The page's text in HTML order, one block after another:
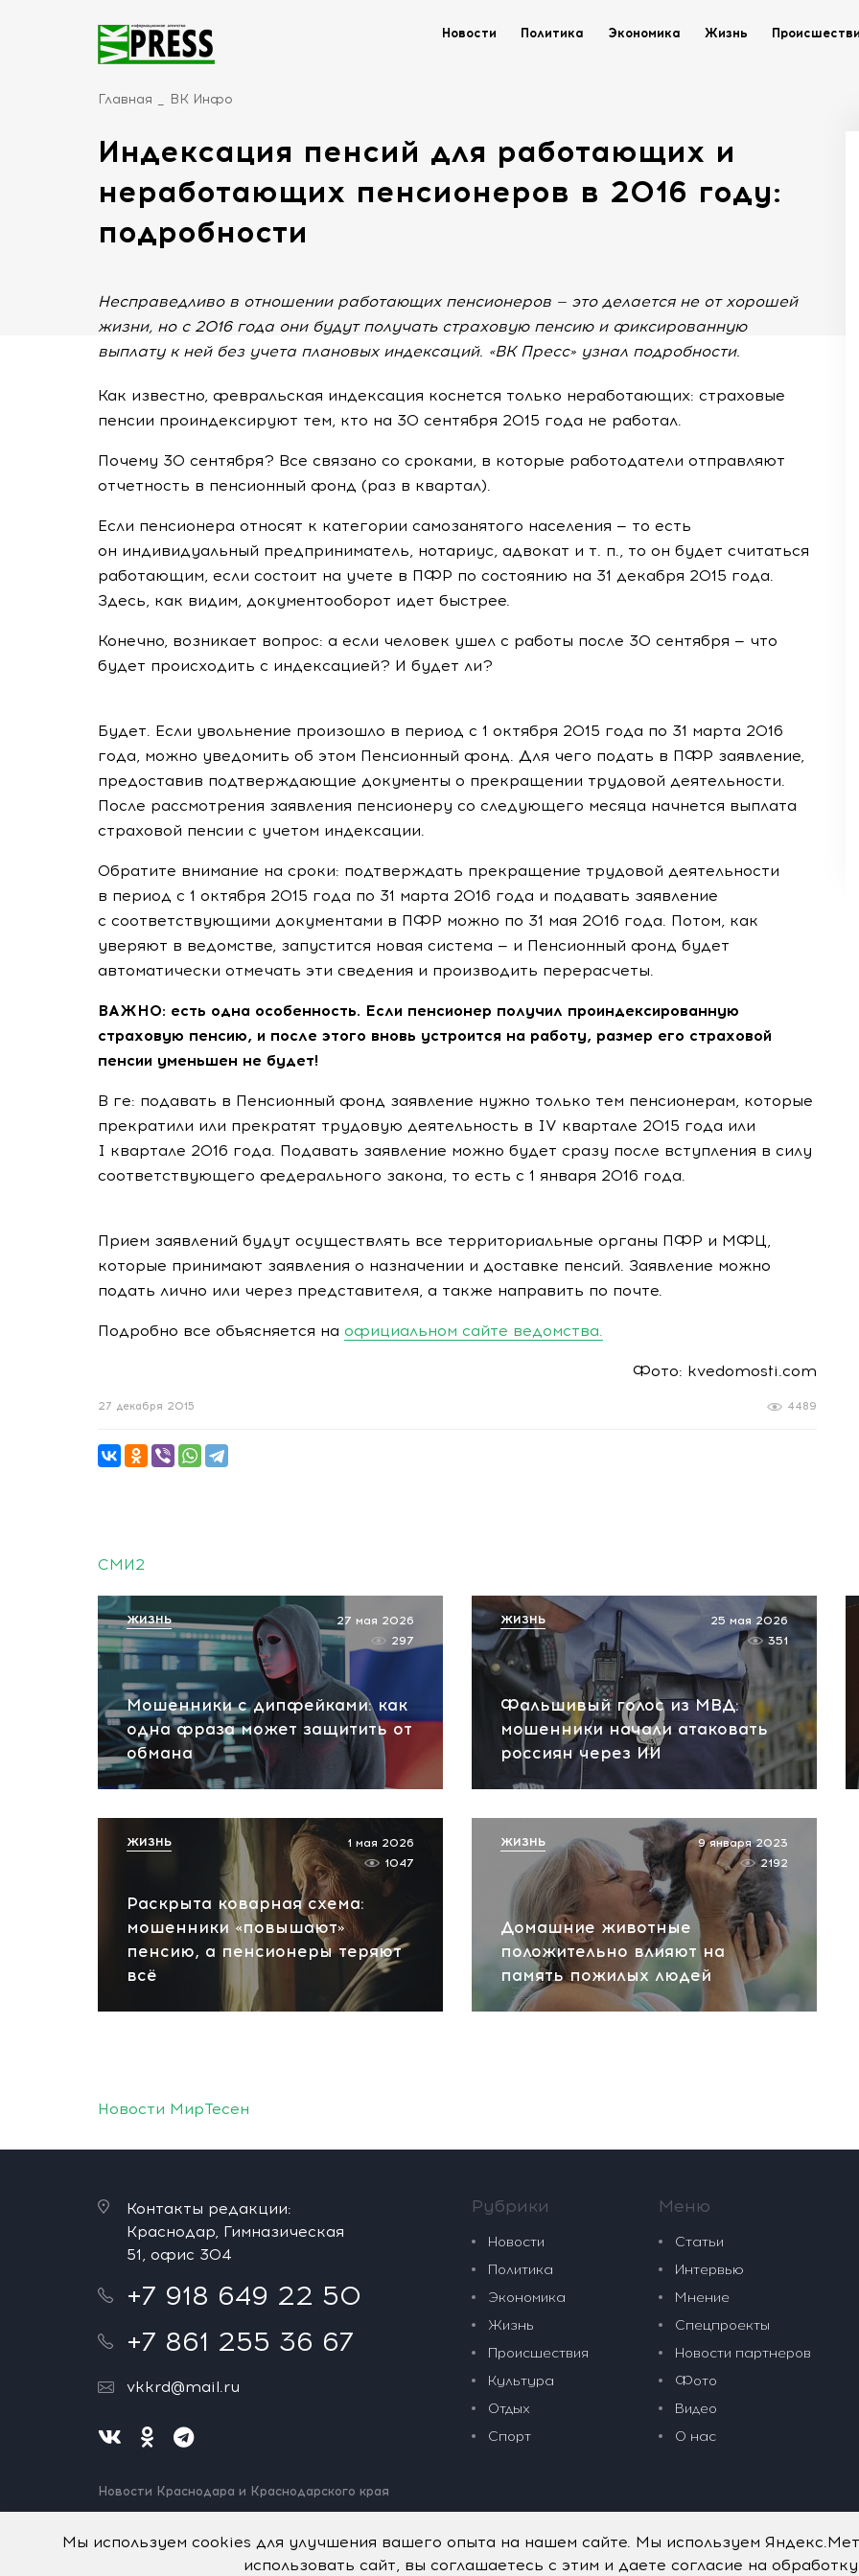
Новости Политика Экономика Жизнь
Главная ВК Инфо
Индексация пенсий для работающих и
неработающих пенсионеров в 2016 году:
подробности
Несправедливо в отношении работающих пенсионеров — это делается не от хорошей
жизни, но с 2016 года они будут получать страховую пенсию и фиксированную
выплату к ней без учета плановых индексаций. «ВК Пресс» узнал подробности.
Как известно, февральская индексация коснется только неработающих: страховые
пенсии проиндексируют тем, кто на 30 сентября 2015 года не работал.
Почему 30 сентября? Все связано со сроками, в которые работодатели отправляют
отчетность в пенсионный фонд (раз в квартал).
Если пенсионера относят к категории самозанятого населения — то есть
он индивидуальный предприниматель, нотариус, адвокат и т. п., то он будет считаться
работающим, если состоит на учете в ПФР по состоянию на 31 декабря 2015 года.
Здесь, как видим, документооборот идет быстрее.
Конечно, возникает вопрос: а если человек ушел с работы после 30 сентября — что
будет происходить с индексацией? И будет ли?
Будет. Если увольнение произошло в период с 1 октября 2015 года по 31 марта 2016
года, можно уведомить об этом Пенсионный фонд. Для чего подать в ПФР заявление,
предоставив подтверждающие документы о прекращении трудовой деятельности.
После рассмотрения заявления пенсионеру со следующего месяца начнется выплата
страховой пенсии с учетом индексации.
Обратите внимание на сроки: подтверждать прекращение трудовой деятельности
в период с 1 октября 2015 года по 31 марта 2016 года и подавать заявление
с соответствующими документами в ПФР можно по 31 мая 2016 года. Потом, как
уверяют в ведомстве, запустится новая система — и Пенсионный фонд будет
автоматически отмечать эти сведения и производить перерасчеты.
ВАЖНО: есть одна особенность. Если пенсионер получил проиндексированную
страховую пенсию, и после этого вновь устроится на работу, размер его страховой
пенсии уменьшен не будет!
В ге: подавать в Пенсионный фонд заявление нужно только тем пенсионерам, которые
прекратили или прекратят трудовую деятельность в IV квартале 2015 года или
I квартале 2016 года. Подавать заявление можно будет сразу после вступления в силу
соответствующего федерального закона, то есть с 1 января 2016 года.
Прием заявлений будут осуществлять все территориальные органы ПФР и МФЦ,
которые принимают заявления о назначении и доставке пенсий. Заявление можно
подать лично или через представителя, а также направить по почте.
Подробно все объясняется на официальном сайте ведомства.
Фото: kvedomosti.com
4489
27 декабря 2015
СМИ2
Мошенники с дипфейками: как
одна фраза может защитить от
обмана
27 мая 2026
297
ЖИЗНЬ
Фальшивый голос из МВД:
мошенники начали атаковать
россиян через ИИ
25 мая 2026
351
ЖИЗНЬ
Раскрыта коварная схема:
мошенники «повышают»
пенсию, а пенсионеры теряют
всё
1 мая 2026
1047
ЖИЗНЬ
Домашние животные
положительно влияют на
память пожилых людей
9 января 2023
2192
ЖИЗНЬ
Новости МирТесен
Контакты редакции:
Краснодар, Гимназическая
51, офис 304
+7 918 649 22 50
+7 861 255 36 67
vkkrd@mail.ru
Новости Краснодара и Краснодарского края
Нашли ошибку? Выделите и нажмите Ctrl+Enter.
Рубрики
Новости
Политика
Экономика
Жизнь
Происшествия
Культура
Отдых
Спорт
Меню
Статьи
Интервью
Мнение
Спецпроекты
Новости партнеров
Фото
Видео
О нас
Мы используем cookies для улучшения вашего опыта на нашем сайте. Мы используем
использовать сайт, вы соглашаетесь с этим и даете согласие на